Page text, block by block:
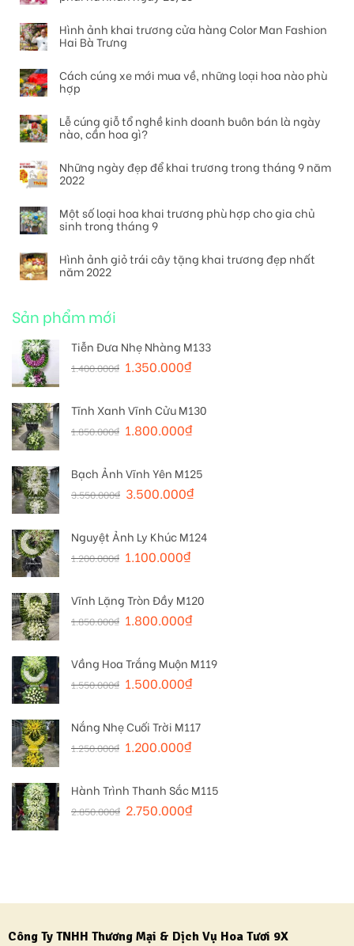
Hình ảnh khai trương cửa hàng Color Man Fashion
Hai Bà Trưng
Cách cúng xe mới mua về, những loại hoa nào phù
hợp
Lễ cúng giỗ tổ nghề kinh doanh buôn bán là ngày
nào, cần hoa gì?
Những ngày đẹp để khai trương trong tháng 9 năm
2022
Một số loại hoa khai trương phù hợp cho gia chủ
sinh trong tháng 9
Hình ảnh giỏ trái cây tặng khai trương đẹp nhất
năm 2022
Sản phẩm mới
Tiễn Đưa Nhẹ Nhàng M133
1.400.000₫ 1.350.000₫
Tĩnh Xanh Vĩnh Cửu M130
1.850.000₫ 1.800.000₫
Bạch Ảnh Vĩnh Yên M125
3.550.000₫ 3.500.000₫
Nguyệt Ảnh Ly Khúc M124
1.200.000₫ 1.100.000₫
Vĩnh Lặng Tròn Đầy M120
1.850.000₫ 1.800.000₫
Vầng Hoa Trắng Muộn M119
1.550.000₫ 1.500.000₫
Nắng Nhẹ Cuối Trời M117
1.250.000₫ 1.200.000₫
Hành Trình Thanh Sắc M115
2.850.000₫ 2.750.000₫
Công Ty TNHH Thương Mại & Dịch Vụ Hoa Tươi 9X